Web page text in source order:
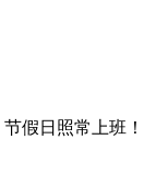
假日照常上班！